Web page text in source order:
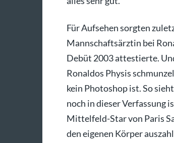
Für Aufsehen sorgten
Mannschaftsärztin bei
Debüt 2003 attestierte.
Ronaldos Physis
kein Photoshop ist. So
noch in dieser Verfassung
Mittelfeld-Star von Paris
den eigenen Körper